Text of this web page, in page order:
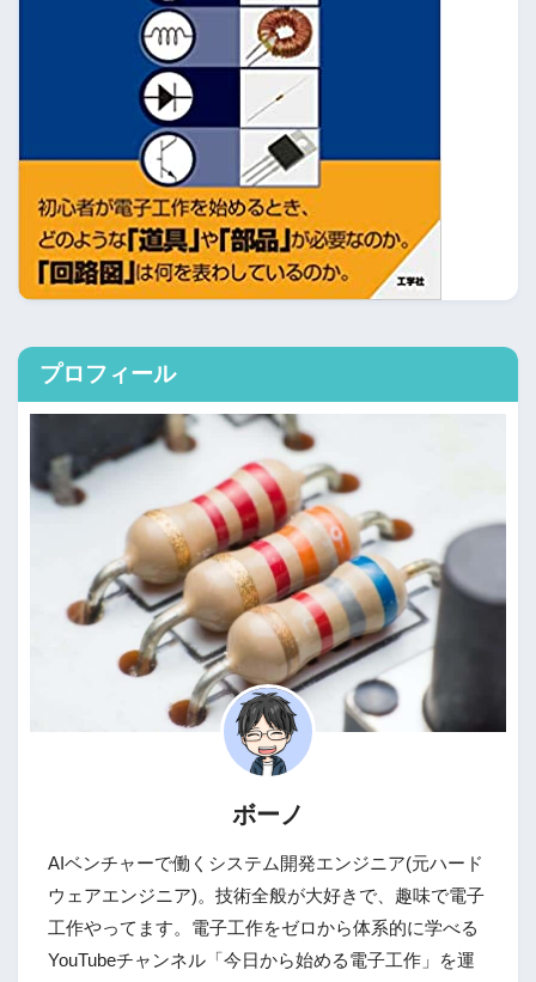
プロフィール
ボーノ
AIベンチャーで働くシステム開発エンジニア(元ハード
ウェアエンジニア)。技術全般が大好きで、趣味で電子
工作やってます。電子工作をゼロから体系的に学べる
YouTubeチャンネル「今日から始める電子工作」を運